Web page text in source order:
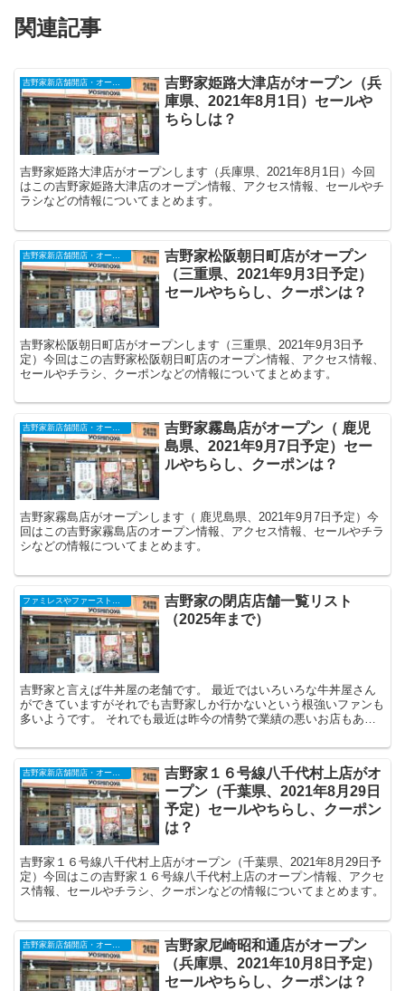
関連記事
吉野家新店舗開店・オープンセール・閉店（2025年）
吉野家姫路大津店がオープン（兵
庫県、2021年8月1日）セールや
ちらしは？
吉野家姫路大津店がオープンします（兵庫県、2021年8月1日）今回
はこの吉野家姫路大津店のオープン情報、アクセス情報、セールやチ
ラシなどの情報についてまとめます。
吉野家松阪朝日町店がオープン
（三重県、2021年9月3日予定）
セールやちらし、クーポンは？
吉野家松阪朝日町店がオープンします（三重県、2021年9月3日予
定）今回はこの吉野家松阪朝日町店のオープン情報、アクセス情報、
セールやチラシ、クーポンなどの情報についてまとめます。
吉野家新店舗開店・オープンセール・閉店（2025年）
吉野家霧島店がオープン（ 鹿児
島県、2021年9月7日予定）セー
ルやちらし、クーポンは？
吉野家霧島店がオープンします（ 鹿児島県、2021年9月7日予定）今
回はこの吉野家霧島店のオープン情報、アクセス情報、セールやチラ
シなどの情報についてまとめます。
吉野家の閉店店舗一覧リスト
（2025年まで）
吉野家と言えば牛丼屋の老舗です。 最近ではいろいろな牛丼屋さん
ができていますがそれでも吉野家しか行かないという根強いファンも
多いようです。 それでも最近は昨今の情勢で業績の悪いお店もある
吉野家１６号線八千代村上店がオ
ープン（千葉県、2021年8月29日
予定）セールやちらし、クーポン
は？
吉野家１６号線八千代村上店がオープン（千葉県、2021年8月29日予
定）今回はこの吉野家１６号線八千代村上店のオープン情報、アクセ
ス情報、セールやチラシ、クーポンなどの情報についてまとめます。
吉野家新店舗開店・オープンセール・閉店（2025年）
吉野家尼崎昭和通店がオープン
（兵庫県、2021年10月8日予定）
セールやちらし、クーポンは？